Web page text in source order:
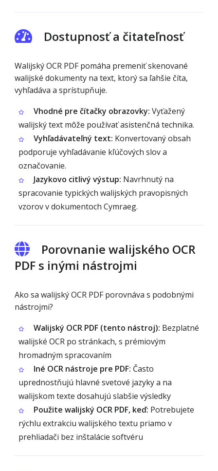
Dostupnosť a čitateľnosť
Walijský OCR PDF pomáha premeniť skenované
walijské dokumenty na text, ktorý sa ľahšie číta,
vyhľadáva a sprístupňuje.
Vhodné pre čítačky obrazovky: Vyťažený
walijský text môže používať asistenčná technika.
Vyhľadávateľný text: Konvertovaný obsah
podporuje vyhľadávanie kľúčových slov a
označovanie.
Jazykovo citlivý výstup: Navrhnutý na
spracovanie typických walijských pravopisných
vzorov v dokumentoch Cymraeg.
Porovnanie walijského OCR
PDF s inými nástrojmi
Ako sa walijský OCR PDF porovnáva s podobnými
nástrojmi?
Walijský OCR PDF (tento nástroj): Bezplatné
walijské OCR po stránkach, s prémiovým
hromadným spracovaním
Iné OCR nástroje pre PDF: Často
uprednostňujú hlavné svetové jazyky a na
walijskom texte dosahujú slabšie výsledky
Použite walijský OCR PDF, keď: Potrebujete
rýchlu extrakciu walijského textu priamo v
prehliadači bez inštalácie softvéru